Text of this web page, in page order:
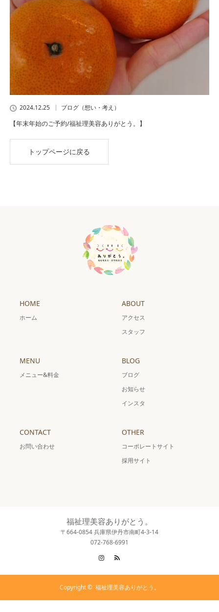
2024.12.25 ブログ（想い・考え）
【年末年始のご予約/福祉理美容ありがとう。】
トップページに戻る
HOME
ホーム
ABOUT
アクセス
スタッフ
MENU
メニュー&料金
BLOG
ブログ
お知らせ
インスタ
CONTACT
お問い合わせ
OTHER
コーポレートサイト
採用サイト
福祉理美容ありがとう。
〒664-0854 兵庫県伊丹市南町4-3-14
072-768-6991
Instagram
Copyright © 福祉理美容ありがとう。